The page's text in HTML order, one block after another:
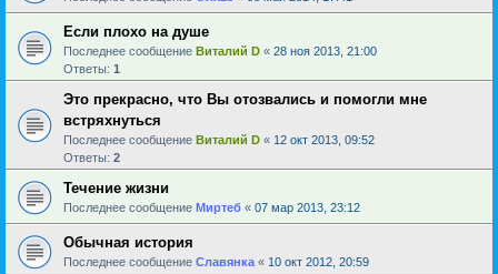
Если плохо на душе
Последнее сообщение Виталий D « 28 ноя 2013, 21:00
Ответы: 1
Это прекрасно, что Вы отозвались и помогли мне
встряхнуться
Последнее сообщение Виталий D « 12 окт 2013, 09:52
Ответы: 2
Течение жизни
Последнее сообщение Миртеб « 07 мар 2013, 23:12
Обычная история
Последнее сообщение Славянка « 10 окт 2012, 20:59